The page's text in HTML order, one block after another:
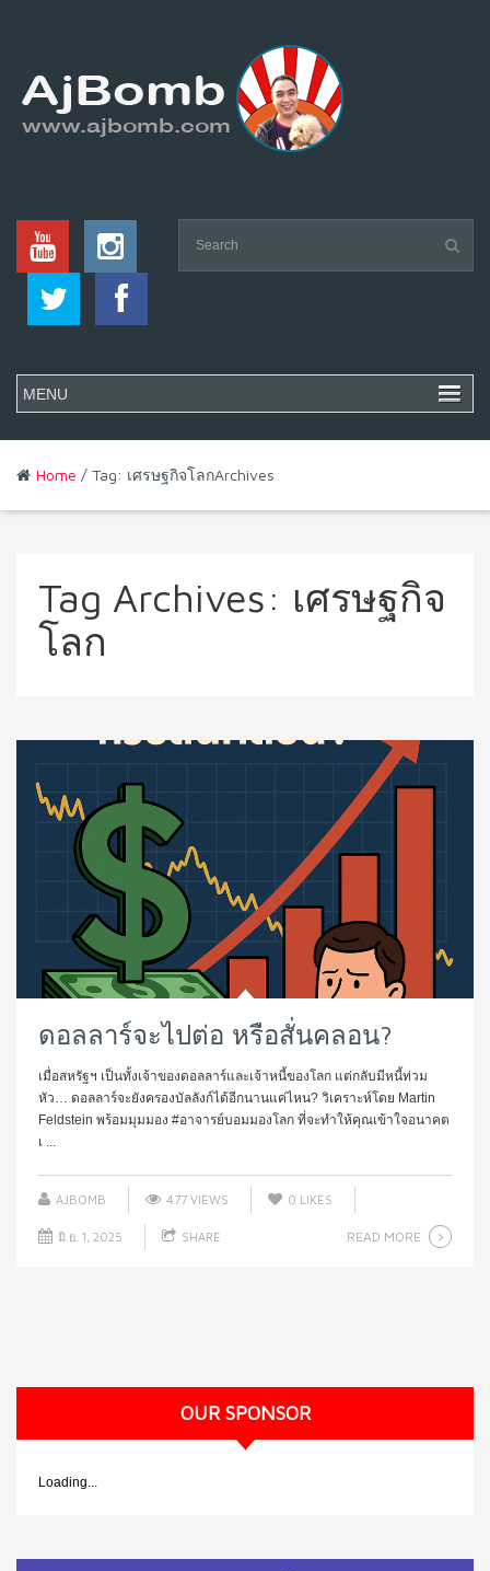
Home / Tag: เศรษฐกิจโลกArchives
Tag Archives: เศรษฐกิจ
โลก
ดอลลาร์จะไปต่อ หรือสั่นคลอน?
เมื่อสหรัฐฯ เป็นทั้งเจ้าของดอลลาร์และเจ้าหนี้ของโลก แต่กลับมีหนี้ท่วม
หัว… ดอลลาร์จะยังครองบัลลังก์ได้อีกนานแค่ไหน? วิเคราะห์โดย Martin
Feldstein พร้อมมุมมอง #อาจารย์บอมมองโลก ที่จะทำให้คุณเข้าใจอนาคต
เ ...
AJBOMB 477 VIEWS 0 LIKES
มิ.ย. 1, 2025 SHARE READ MORE
OUR SPONSOR
Loading...